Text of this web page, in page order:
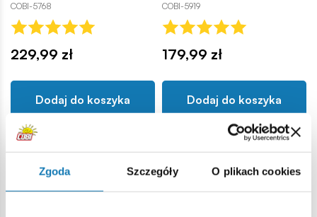
Zgoda Szczegóły O plikach cookies
COBI-5768
229,99 zł
Dodaj do koszyka
COBI-5919
179,99 zł
Dodaj do koszyka